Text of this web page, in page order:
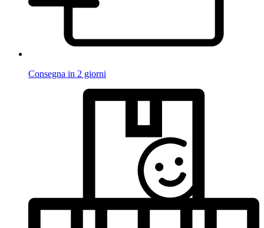
Consegna in 2 giorni